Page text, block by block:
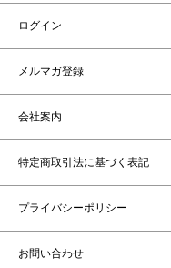
ログイン
メルマガ登録
会社案内
特定商取引法に基づく表記
プライバシーポリシー
お問い合わせ